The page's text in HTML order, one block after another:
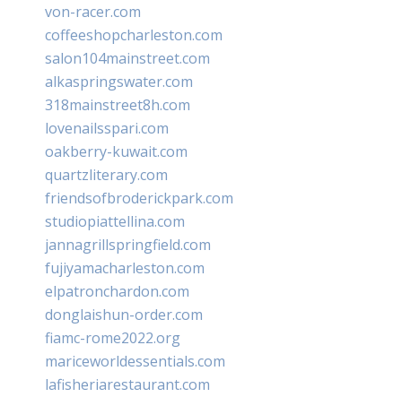
von-racer.com
coffeeshopcharleston.com
salon104mainstreet.com
alkaspringswater.com
318mainstreet8h.com
lovenailsspari.com
oakberry-kuwait.com
quartzliterary.com
friendsofbroderickpark.com
studiopiattellina.com
jannagrillspringfield.com
fujiyamacharleston.com
elpatronchardon.com
donglaishun-order.com
fiamc-rome2022.org
mariceworldessentials.com
lafisheriarestaurant.com